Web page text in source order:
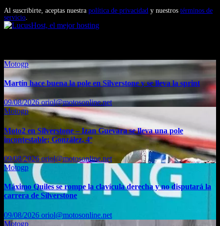
Al suscribirte, aceptas nuestra política de privacidad y nuestros términos de
servicio.
Motogp
Martín hace buena la pole en Silverstone y se lleva la sprint
09/08/2026oriol@motosonline.net
Motogp
Moto2 en Silverstone – Izan Guevara se lleva una pole
incontestable; González, 4º
09/08/2026 oriol@motosonline.net
Motogp
Máximo Quiles se rompe la clavícula derecha y no disputará la
carrera de Silverstone
09/08/2026 oriol@motosonline.net
Motogp